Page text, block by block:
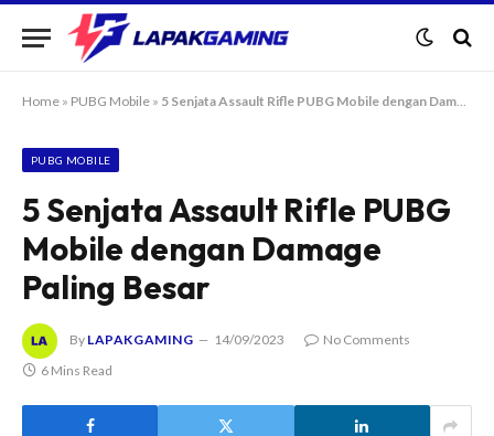
Home » PUBG Mobile » 5 Senjata Assault Rifle PUBG Mobile dengan Damage Paling Besar
PUBG MOBILE
5 Senjata Assault Rifle PUBG
Mobile dengan Damage
Paling Besar
By LAPAKGAMING 14/09/2023
No Comments
6 Mins Read